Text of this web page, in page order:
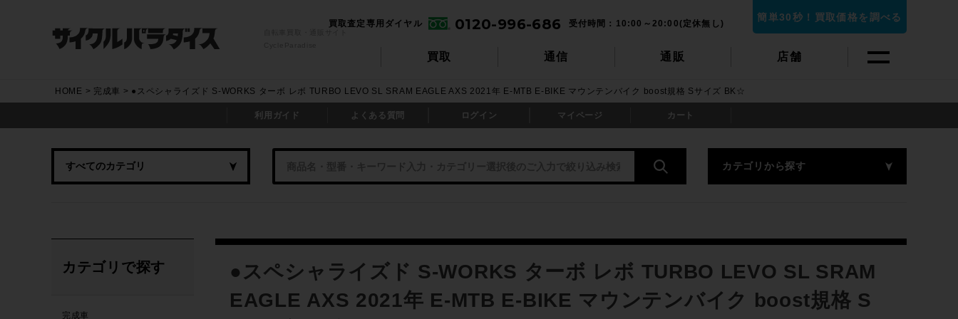
買取 通信 通販 店舗
買取査定専用ダイヤル 0120-996-686 受付時間：10:00～20:00(定休無し)
簡単30秒！買取価格を調べる
HOME 完成車 ●スペシャライズド S-WORKS ターボ レボ TURBO LEVO SL SRAM EAGLE AXS 2021年 E-MTB E-BIKE マウンテンバイク boost規格 Sサイズ BK☆
利用ガイド よくある質問 ログイン マイページ カート
カテゴリから探す
●スペシャライズド S-WORKS ターボ レボ TURBO LEVO SL SRAM
EAGLE AXS 2021年 E-MTB E-BIKE マウンテンバイク boost規格 S
カテゴリで探す
完成車